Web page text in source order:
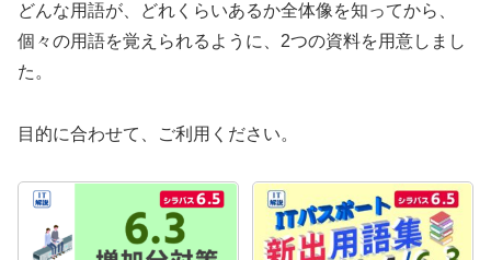
どんな用語が、どれくらいあるか全体像を知ってから、
個々の用語を覚えられるように、2つの資料を用意しまし
た。
目的に合わせて、ご利用ください。